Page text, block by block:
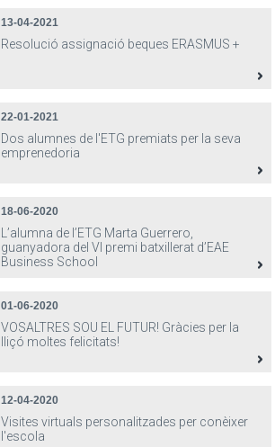
13-04-2021
Resolució assignació beques ERASMUS +
22-01-2021
Dos alumnes de l'ETG premiats per la seva
emprenedoria
18-06-2020
L’alumna de l’ETG Marta Guerrero,
guanyadora del VI premi batxillerat d’EAE
Business School
01-06-2020
VOSALTRES SOU EL FUTUR! Gràcies per la
lliçó moltes felicitats!
12-04-2020
Visites virtuals personalitzades per conèixer
l'escola